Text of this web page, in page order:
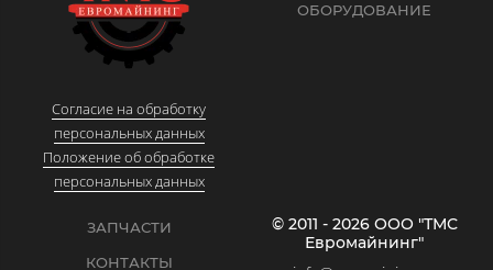
Согласие на обработку
персональных данных
Положение об обработке
персональных данных
ОБОРУДОВАНИЕ
ЗАПЧАСТИ
КОНТАКТЫ
© 2011 - 2026 ООО "ТМС
Евромайнинг"